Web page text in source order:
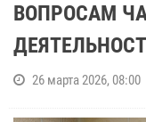
ВОПРОСАМ
26 марта 2026, 08:00